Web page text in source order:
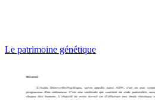
Le patrimoine génétique